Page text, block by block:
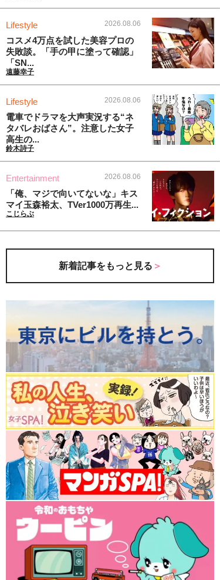
Lifestyle 2026.08.06
コスメ4万点を試した美容プロの
失敗談。「手の甲に塗って確認」
「SN...
遠藤幸子
Lifestyle 2026.08.06
電車でドラマを大声実況する“ネ
タバレおばさん”。注意した女子
高生の...
鈴木詩子
Entertainment 2026.08.06
「俺、マジで向いてないな」キス
マイ玉森裕太、TVer1000万再生...
こじらぶ
新着記事をもっと見る